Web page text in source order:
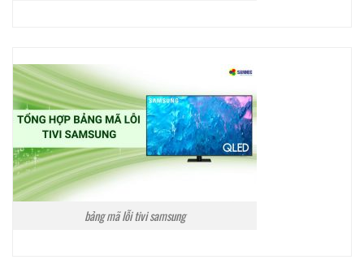
bảng mã lỗi tivi samsung